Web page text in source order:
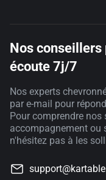
Nos conseillers
écoute 7j/7
Nos experts
par e-mail pour
Pour comprendre nos
accompagnement ou
n'hésitez pas à les